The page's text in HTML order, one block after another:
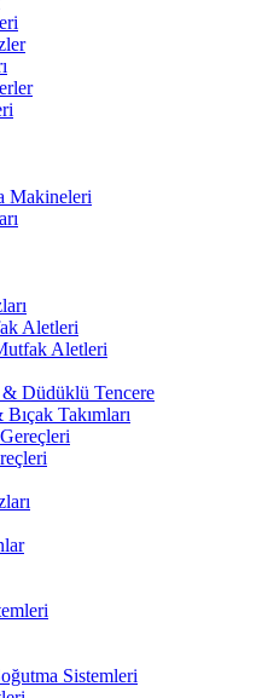
Makineleri
Aletleri
Aletleri
Düdüklü Tencere
Takımları
Sistemleri